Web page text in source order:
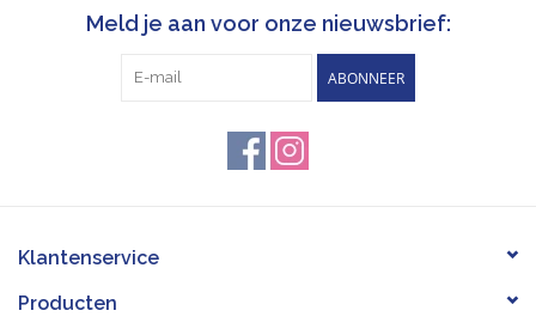
Meld je aan voor onze nieuwsbrief:
ABONNEER
Klantenservice
Producten